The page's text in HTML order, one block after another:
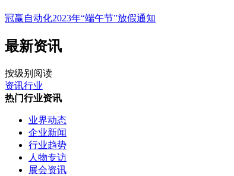
冠赢自动化2023年“端午节”放假通知
最新资讯
按级别阅读
资讯行业
热门行业资讯
业界动态
企业新闻
行业趋势
人物专访
展会资讯